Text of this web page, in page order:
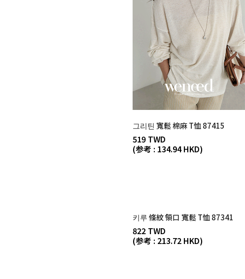
그리틴 寬鬆 棉麻 T恤 87415
519 TWD
(参考 : 134.94 HKD)
키루 條紋 領口 寬鬆 T恤 87341
822 TWD
(参考 : 213.72 HKD)